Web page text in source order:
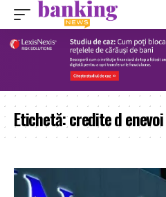
Etichetă:credite d enevoi